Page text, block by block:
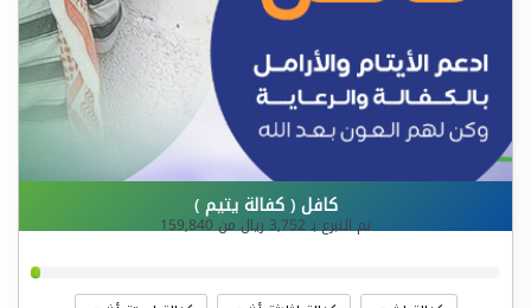
كافل ( كفالة يتيم )
تم التبرع بـ3,752ريال من159,840